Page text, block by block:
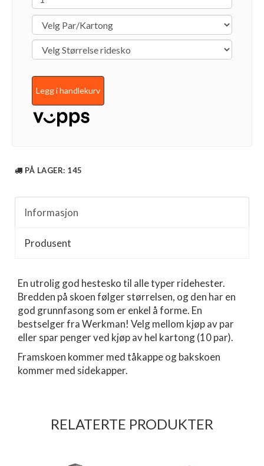
Legg i handlekurv
PÅ LAGER: 145
Informasjon
Produsent
En utrolig god hestesko til alle typer ridehester.
Bredden på skoen følger størrelsen, og den har en
god grunnfasong som er enkel å forme. En
bestselger fra Werkman! Velg mellom kjøp av par
eller spar penger ved kjøp av hel kartong (10 par).
Framskoen kommer med tåkappe og bakskoen
kommer med sidekapper.
RELATERTE PRODUKTER